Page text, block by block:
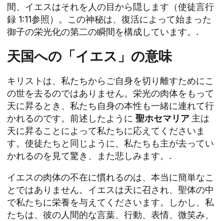
間、イエスはそれを人の目から隠します（使徒言行
録 1:11参照）。この神秘は、復活によって始まった
御子の栄光化の第二の瞬間を構成しています。.
天国への「イエス」の意味
キリストは、私たちからご自身を切り離すためにこ
の世を去るのではありません。栄光の肉体をもって
天に昇るとき、私たち自身の本性も一緒に連れて行
かれるのです。前述したように 聖ホセマリア 主は
天に昇ることによって私たちに応えてくださいま
す。使徒たちと同じように、私たちも主が去ってい
かれるのを見て驚き、また悲しみます。.
イエスの肉体の不在に慣れるのは、本当に簡単なこ
とではありません。イエスは天に召され、聖体の中
で私たちに栄養を与えてくださいます。しかし、私
たちは、彼の人間的な言葉、行動、表情、微笑み、